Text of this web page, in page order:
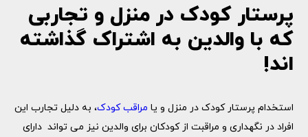
پرستار کودک در منزل و تجاربی
که با والدین به اشتراک گذاشته
اند!
استخدام پرستار کودک در منزل و یا مراقب کودک، به دلیل تجارب این
افراد در نگهداری و مراقبت از کودکان برای والدین نیز می تواند دارای